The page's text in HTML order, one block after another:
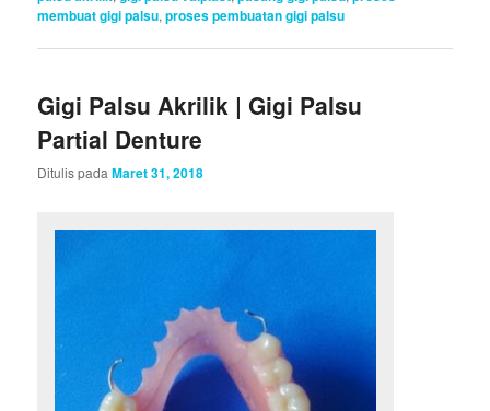
membuat gigi palsu,proses pembuatan gigi palsu
Gigi Palsu Akrilik | Gigi Palsu
Partial Denture
Ditulis padaMaret 31, 2018